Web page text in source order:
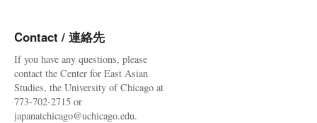
Contact / 連絡先
If you have any questions, please
contact the Center for East Asian
Studies, the University of Chicago at
773-702-2715 or
japanatchicago@uchicago.edu.